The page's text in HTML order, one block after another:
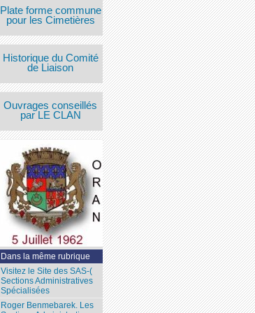
Plate forme commune
pour les Cimetières
Historique du Comité
de Liaison
Ouvrages conseillés
par LE CLAN
Dans la même rubrique
Visitez le Site des SAS-(
Sections Administratives
Spécialisées
Roger Benmebarek. Les